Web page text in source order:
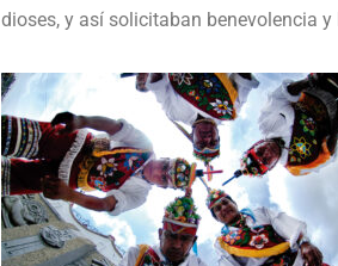
dioses, y así solicitaban benevolencia